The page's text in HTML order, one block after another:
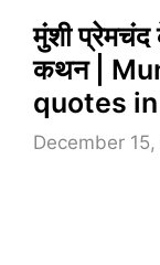
मुंशी
कथन |
quotes
December